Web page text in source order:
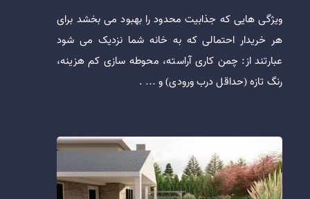
ویژگی هایی که جذابیت محدود را بهبود می بخشد برای
هر خریدار احتمالی که به خانه شما نزدیک می شود
عبارتند از: چمن کاری آراسته، محوطه سازی کم هزینه،
رنگ تازه (حداقل درب ورودی) و … .